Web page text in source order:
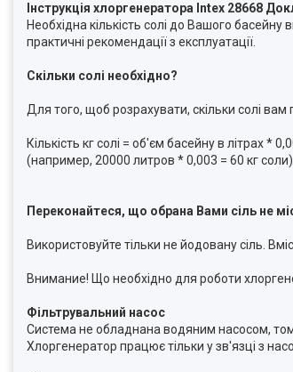
Інструкція хлоргенератора Intex 28668
Необхідна кількість солі до Вашого
практичні рекомендації з експлуатації.
Скільки солі необхідно?
Для того, щоб розрахувати, скільки солі
Кількість кг солі = об'єм басейну в літрах *
(например, 20000 литров * 0,003 = 60 кг соли)
Переконайтеся, що обрана Вами сіль не
Використовуйте тільки не йодовану сіль.
Внимание! Що необхідно для роботи
Фільтрувальний насос
Система не обладнана водяним насосом,
Хлоргенератор працює тільки у зв'язці з